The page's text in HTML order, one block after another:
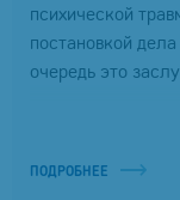
психической
постановкой
очередь это
ПОДРОБНЕЕ